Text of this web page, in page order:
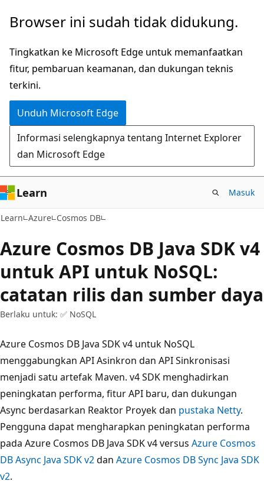
Lompati
konten
utama
Browser ini sudah tidak didukung.
Tingkatkan ke Microsoft Edge untuk memanfaatkan
fitur, pembaruan keamanan, dan dukungan teknis
terkini.
Unduh Microsoft Edge
Informasi selengkapnya tentang Internet Explorer
dan Microsoft Edge
Learn Masuk
Learn Azure Cosmos DB
Azure Cosmos DB Java SDK v4
untuk API untuk NoSQL:
catatan rilis dan sumber daya
Berlaku untuk: ✅ NoSQL
Azure Cosmos DB Java SDK v4 untuk NoSQL
menggabungkan API Asinkron dan API Sinkronisasi
menjadi satu artefak Maven. v4 SDK menghadirkan
peningkatan performa, fitur API baru, dan dukungan
Async berdasarkan Reaktor Proyek dan pustaka Netty.
Pengguna dapat mengharapkan peningkatan performa
pada Azure Cosmos DB Java SDK v4 versus Azure Cosmos
DB Async Java SDK v2dan Azure Cosmos DB Sync Java SDK
v2.